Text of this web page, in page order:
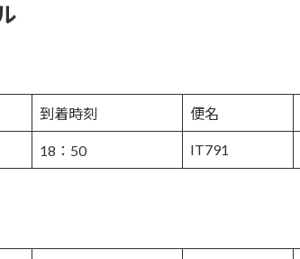
到着時刻 便名
18：50 IT791